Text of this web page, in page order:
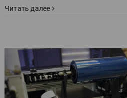
Читать далее